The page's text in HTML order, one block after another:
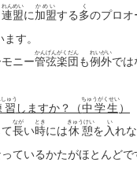
連盟
れんめい
に加盟
かめい
する多
く
のプロオ
ます。
ニー管弦楽団
かんげんがくだん
も例外
れいがい
では
習
ゅう
しますか？（中学生
ちゅうがくせい
）
長
なが
い時
とき
には休憩
きゅうけい
を 入
い
れ
ているかたがほとんどで